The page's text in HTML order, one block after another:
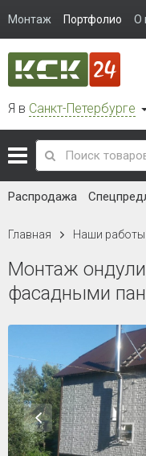
Монтаж Портфолио О
Я в Санкт-Петербурге
Распродажа
Главная Наши работы
Монтаж
фасадными